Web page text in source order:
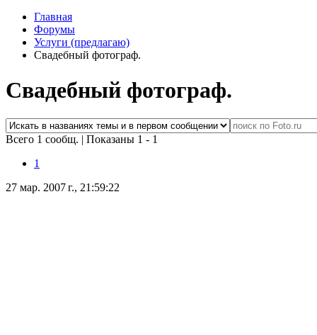
Главная
Форумы
Услуги (предлагаю)
Свадебный фотограф.
Свадебный фотограф.
Всего 1 сообщ. | Показаны 1 - 1
1
27 мар. 2007 г., 21:59:22